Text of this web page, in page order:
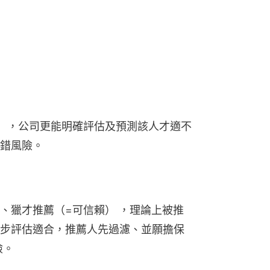
，公司更能明確評估及預測該人才適不
風險。
獵才推薦（=可信賴） ，理論上被推
評估適合，推薦人先過濾、並願擔保